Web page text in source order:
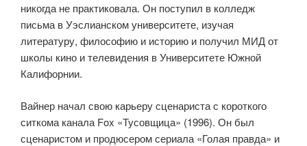
никогда не практиковала. Он поступил в колледж
письма в Уэслианском университете, изучая
литературу, философию и историю и получил МИД от
школы кино и телевидения в Университете Южной
Калифорнии.
Вайнер начал свою карьеру сценариста с короткого
ситкома канала Fox «Тусовщица» (1996). Он был
сценаристом и продюсером сериала «Голая правда» и